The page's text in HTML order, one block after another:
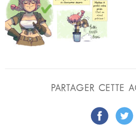
PARTAGER CETTE